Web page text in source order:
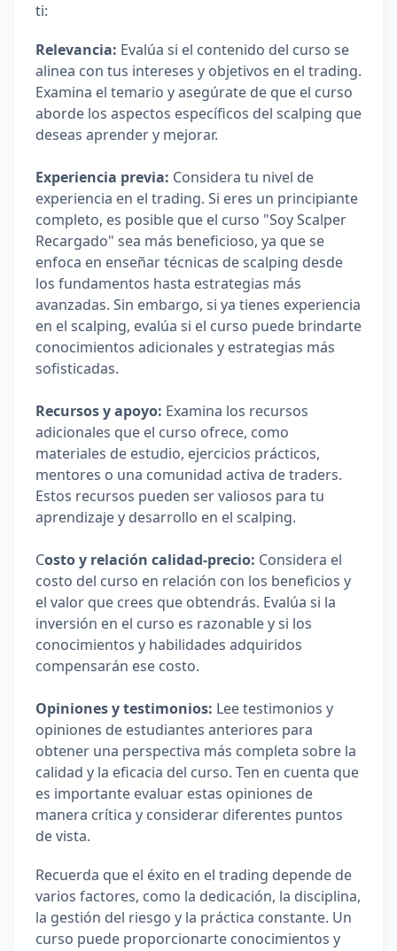
ti:
Relevancia: Evalúa si el contenido del curso se
alinea con tus intereses y objetivos en el trading.
Examina el temario y asegúrate de que el curso
aborde los aspectos específicos del scalping que
deseas aprender y mejorar.
Experiencia previa: Considera tu nivel de
experiencia en el trading. Si eres un principiante
completo, es posible que el curso "Soy Scalper
Recargado" sea más beneficioso, ya que se
enfoca en enseñar técnicas de scalping desde
los fundamentos hasta estrategias más
avanzadas. Sin embargo, si ya tienes experiencia
en el scalping, evalúa si el curso puede brindarte
conocimientos adicionales y estrategias más
sofisticadas.
Recursos y apoyo: Examina los recursos
adicionales que el curso ofrece, como
materiales de estudio, ejercicios prácticos,
mentores o una comunidad activa de traders.
Estos recursos pueden ser valiosos para tu
aprendizaje y desarrollo en el scalping.
Costo y relación calidad-precio: Considera el
costo del curso en relación con los beneficios y
el valor que crees que obtendrás. Evalúa si la
inversión en el curso es razonable y si los
conocimientos y habilidades adquiridos
compensarán ese costo.
Opiniones y testimonios: Lee testimonios y
opiniones de estudiantes anteriores para
obtener una perspectiva más completa sobre la
calidad y la eficacia del curso. Ten en cuenta que
es importante evaluar estas opiniones de
manera crítica y considerar diferentes puntos
de vista.
Recuerda que el éxito en el trading depende de
varios factores, como la dedicación, la disciplina,
la gestión del riesgo y la práctica constante. Un
curso puede proporcionarte conocimientos y